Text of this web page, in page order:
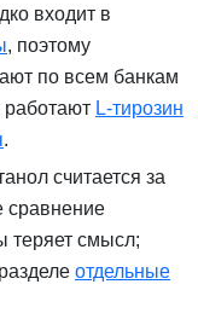
входит в
, поэтому
по всем банкам
работают L-тирозин
.
считается за
сравнение
теряет смысл;
отдельные